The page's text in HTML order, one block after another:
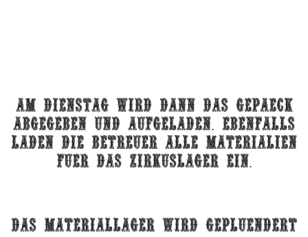
Am dienstag wird dann das gepaeck
abgegeben und aufgeladen. ebenfalls
laden die betreuer alle materialien
fuer das zirkuslager ein.
Das materiallager wird gepluendert